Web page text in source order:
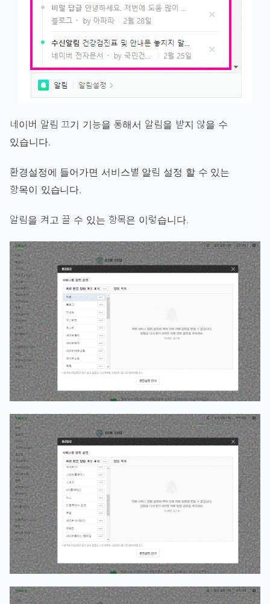
네이버 알림 끄기 기능을 통해서 알림을 받지 않을 수
있습니다.
환경설정에 들어가면 서비스별 알림 설정 할 수 있는
항목이 있습니다.
알림을 켜고 끌 수 있는 항목은 이렇습니다.